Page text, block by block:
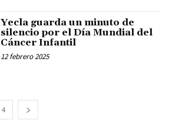
Yecla guarda un minuto de
silencio por el Día Mundial del
Cáncer Infantil
12 febrero 2025
4